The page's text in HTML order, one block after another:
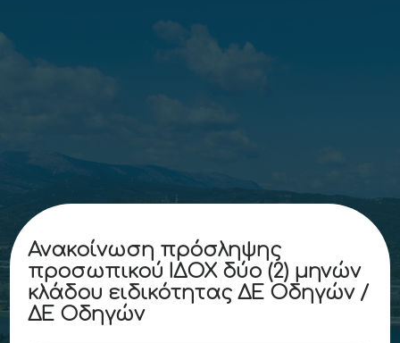
Ανακοίνωση πρόσληψης
προσωπικού ΙΔΟΧ δύο (2) μηνών
κλάδου ειδικότητας ΔΕ Οδηγών /
ΔΕ Οδηγών